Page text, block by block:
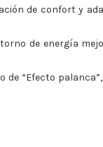
de confort y
de energía
de “Efecto